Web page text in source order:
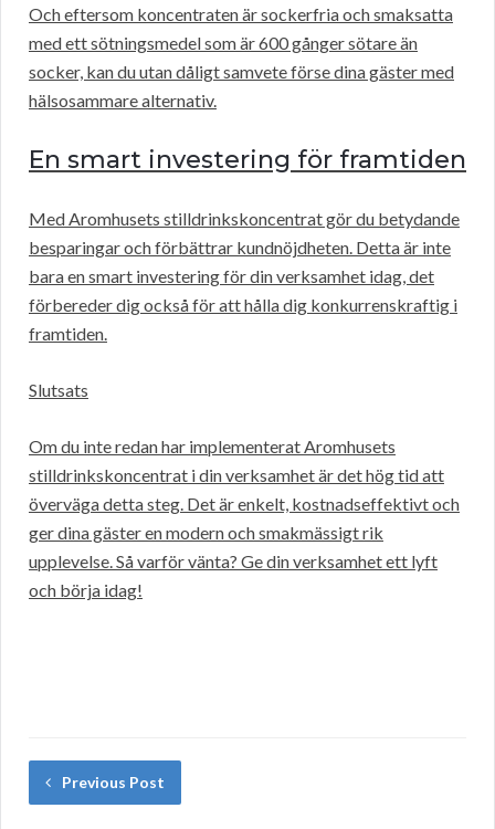
Och eftersom koncentraten är sockerfria och smaksatta
med ett sötningsmedel som är 600 gånger sötare än
socker, kan du utan dåligt samvete förse dina gäster med
hälsosammare alternativ.
En smart investering för framtiden
Med Aromhusets stilldrinkskoncentrat gör du betydande
besparingar och förbättrar kundnöjdheten. Detta är inte
bara en smart investering för din verksamhet idag, det
förbereder dig också för att hålla dig konkurrenskraftig i
framtiden.
Slutsats
Om du inte redan har implementerat Aromhusets
stilldrinkskoncentrat i din verksamhet är det hög tid att
överväga detta steg. Det är enkelt, kostnadseffektivt och
ger dina gäster en modern och smakmässigt rik
upplevelse. Så varför vänta? Ge din verksamhet ett lyft
och börja idag!
Previous Post